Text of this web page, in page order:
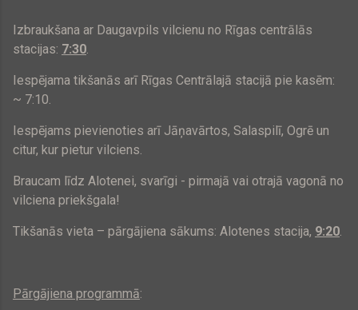
Izbraukšana ar Daugavpils vilcienu no Rīgas centrālās
stacijas: 7:30.
Iespējama tikšanās arī Rīgas Centrālajā stacijā pie kasēm:
~ 7:10.
Iespējams pievienoties arī Jāņavārtos, Salaspilī, Ogrē un
citur, kur pietur vilciens.
Braucam līdz Alotenei, svarīgi - pirmajā vai otrajā vagonā no
vilciena priekšgala!
Tikšanās vieta – pārgājiena sākums: Alotenes stacija, 9:20.
Pārgājiena programmā: